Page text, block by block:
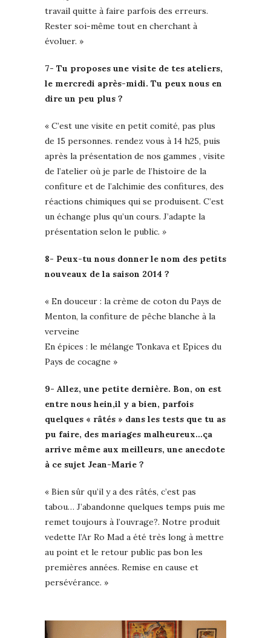
travail quitte à faire parfois des erreurs.
Rester soi-même tout en cherchant à
évoluer. »
7- Tu proposes une visite de tes ateliers,
le mercredi après-midi. Tu peux nous en
dire un peu plus ?
« C’est une visite en petit comité, pas plus
de 15 personnes. rendez vous à 14 h25, puis
après la présentation de nos gammes , visite
de l’atelier où je parle de l’histoire de la
confiture et de l’alchimie des confitures, des
réactions chimiques qui se produisent. C’est
un échange plus qu’un cours. J’adapte la
présentation selon le public. »
8- Peux-tu nous donner le nom des petits
nouveaux de la saison 2014 ?
« En douceur : la crème de coton du Pays de
Menton, la confiture de pêche blanche à la
verveine
En épices : le mélange Tonkava et Epices du
Pays de cocagne »
9- Allez, une petite dernière. Bon, on est
entre nous hein,il y a bien, parfois
quelques « râtés » dans les tests que tu as
pu faire, des mariages malheureux…ça
arrive même aux meilleurs, une anecdote
à ce sujet Jean-Marie ?
« Bien sûr qu’il y a des râtés, c’est pas
tabou… J’abandonne quelques temps puis me
remet toujours à l’ouvrage?. Notre produit
vedette l’Ar Ro Mad a été très long à mettre
au point et le retour public pas bon les
premières années. Remise en cause et
persévérance. »